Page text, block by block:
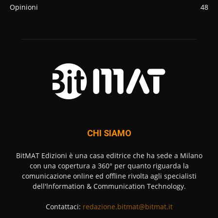
Opinioni
48
CHI SIAMO
BitMAT Edizioni è una casa editrice che ha sede a Milano
con una copertura a 360° per quanto riguarda la
comunicazione online ed offline rivolta agli specialisti
dell'lnformation & Communication Technology.
Contattaci: redazione.bitmat@bitmat.it